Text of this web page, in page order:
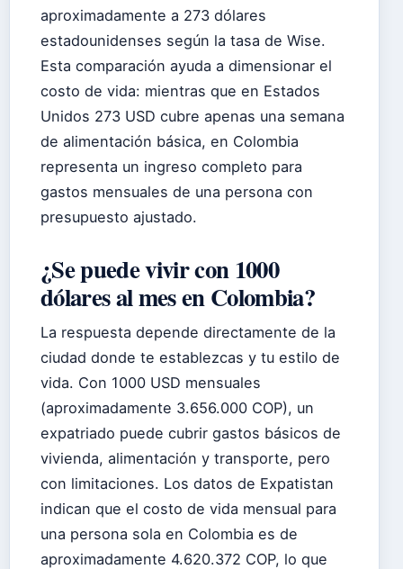
aproximadamente a 273 dólares
estadounidenses según la tasa de Wise.
Esta comparación ayuda a dimensionar el
costo de vida: mientras que en Estados
Unidos 273 USD cubre apenas una semana
de alimentación básica, en Colombia
representa un ingreso completo para
gastos mensuales de una persona con
presupuesto ajustado.
¿Se puede vivir con 1000
dólares al mes en Colombia?
La respuesta depende directamente de la
ciudad donde te establezcas y tu estilo de
vida. Con 1000 USD mensuales
(aproximadamente 3.656.000 COP), un
expatriado puede cubrir gastos básicos de
vivienda, alimentación y transporte, pero
con limitaciones. Los datos de Expatistan
indican que el costo de vida mensual para
una persona sola en Colombia es de
aproximadamente 4.620.372 COP, lo que